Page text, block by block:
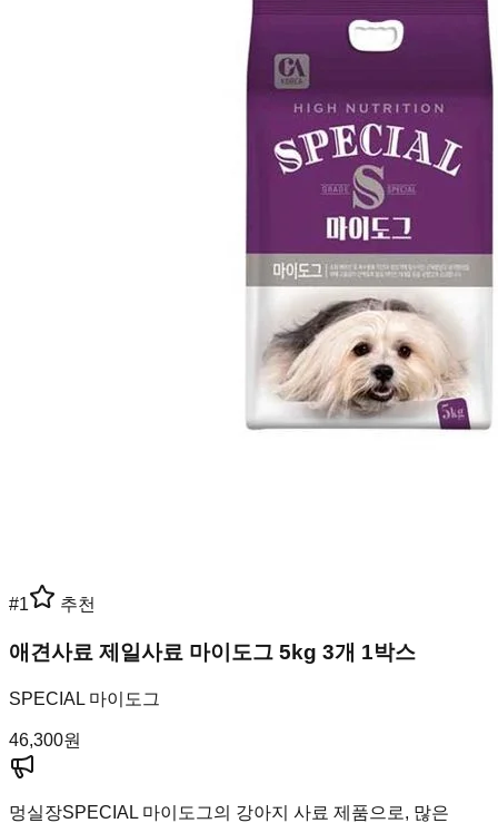
#1 추천
애견사료 제일사료 마이도그 5kg 3개 1박스
SPECIAL 마이도그
46,300원
멍실장SPECIAL 마이도그의 강아지 사료 제품으로, 많은